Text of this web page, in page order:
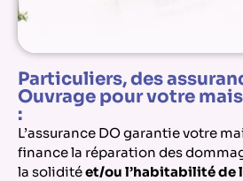
Particuliers, des
Ouvrage pour votre
:
L’assurance DO garantie votre
finance la réparation des
la soliditéet/ou l’habitabilité de